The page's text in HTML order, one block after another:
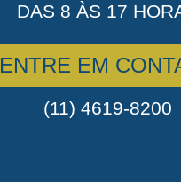
DAS 8 ÀS 17
ENTRE EM
(11) 4619-8200